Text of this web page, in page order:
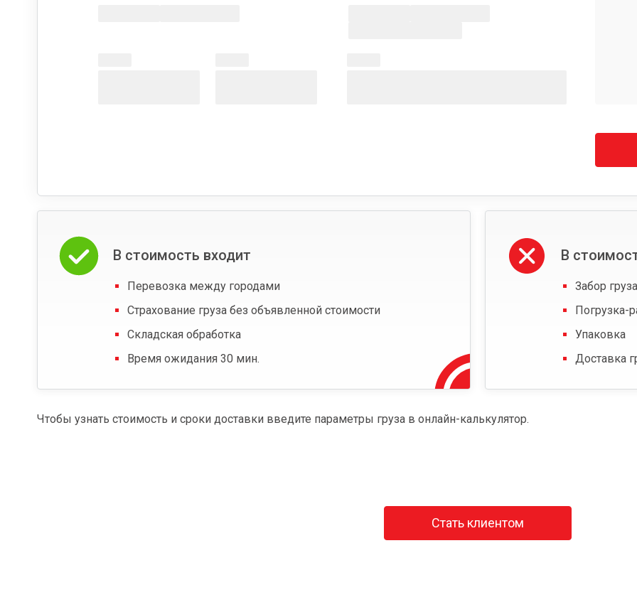
В стоимость входит
Перевозка между городами
Страхование груза без объявленной стоимости
Складская обработка
Время ожидания 30 мин.
В
Забор
Погрузка-
Упаковка
Доставка
Чтобы узнать стоимость и сроки доставки введите параметры груза в онлайн-калькулятор.
Стать клиентом